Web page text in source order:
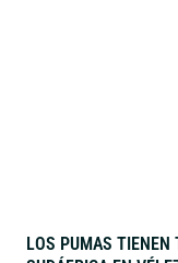
LOS PUMAS TIENEN